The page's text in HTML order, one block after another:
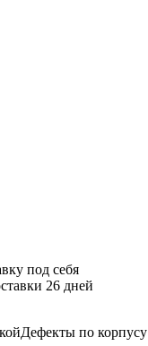
под себя
26 дней
Дефекты по корпусу